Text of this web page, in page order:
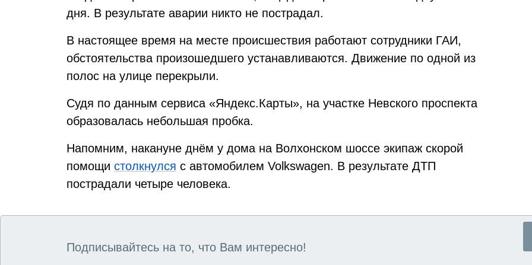
дня. В результате аварии никто не пострадал.
В настоящее время на месте происшествия работают сотрудники ГАИ,
обстоятельства произошедшего устанавливаются. Движение по одной из
полос на улице перекрыли.
Судя по данным сервиса «Яндекс.Карты», на участке Невского проспекта
образовалась небольшая пробка.
Напомним, накануне днём у дома на Волхонском шоссе экипаж скорой
помощи столкнулся с автомобилем Volkswagen. В результате ДТП
пострадали четыре человека.
Подписывайтесь на то, что Вам интересно!